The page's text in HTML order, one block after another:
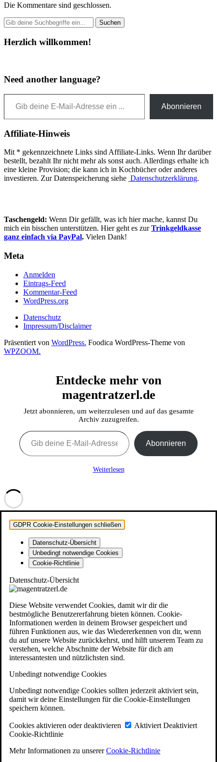
Die Kommentare sind geschlossen.
Herzlich willkommen!
Need another language?
Gib deine E-Mail-Adresse ein ...
Abonnieren
Affiliate-Hinweis
Mit * gekennzeichnete Links sind Affiliate-Links. Wenn Ihr darüber
bestellt, bezahlt Ihr nicht mehr als sonst auch. Allerdings erhalte ich
eine kleine Provision; die kann ich in Kochbücher oder anderes
investieren. Zur Datenspeicherung siehe Datenschutzerklärung.
Taschengeld: Wenn Dir gefällt, was ich hier mache, kannst Du
mich ein bisschen unterstützen. Hier geht es zurTrinkgeldkasse
ganz einfach via PayPal. Vielen Dank!
Meta
Anmelden
Eintrags-Feed
Kommentar-Feed
WordPress.org
Datenschutz
Impressum/Disclaimer
Präsentiert von WordPress. Foodica WordPress-Theme von
WPZOOM.
Entdecke mehr von
magentratzerl.de
Jetzt abonnieren, um weiterzulesen und auf das gesamte
Archiv zuzugreifen.
Gib deine E-Mail-Adresse ein ...
Abonnieren
Weiterlesen
GDPR Cookie-Einstellungen schließen
Datenschutz-Übersicht
Unbedingt notwendige Cookies
Cookie-Richtlinie
Datenschutz-Übersicht
Diese Website verwendet Cookies, damit wir dir die
bestmögliche Benutzererfahrung bieten können. Cookie-
Informationen werden in deinem Browser gespeichert und
führen Funktionen aus, wie das Wiedererkennen von dir, wenn
du auf unsere Website zurückkehrst, und hilft unserem Team zu
verstehen, welche Abschnitte der Website für dich am
interessantesten und nützlichsten sind.
Unbedingt notwendige Cookies
Unbedingt notwendige Cookies sollten jederzeit aktiviert sein,
damit wir deine Einstellungen für die Cookie-Einstellungen
speichern können.
Cookies aktivieren oder deaktivieren Aktiviert Deaktiviert
Cookie-Richtlinie
Mehr Informationen zu unsererCookie-Richtlinie